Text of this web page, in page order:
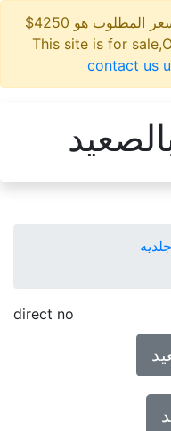
هذا الموقع معروض للبيع, السعر المطلوب هو 4250$
This site is for
contact
direct no